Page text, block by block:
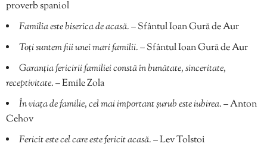
proverb spaniol
Familia este biserica de acasă.– Sfântul Ioan Gură de Aur
Toți suntem fiii unei mari familii.– Sfântul Ioan Gură de Aur
Garanția fericirii familiei constă în bunătate, sinceritate,
receptivitate.– Emile Zola
În viața de familie, cel mai important șurub este iubirea.– Anton
Cehov
Fericit este cel care este fericit acasă.– Lev Tolstoi